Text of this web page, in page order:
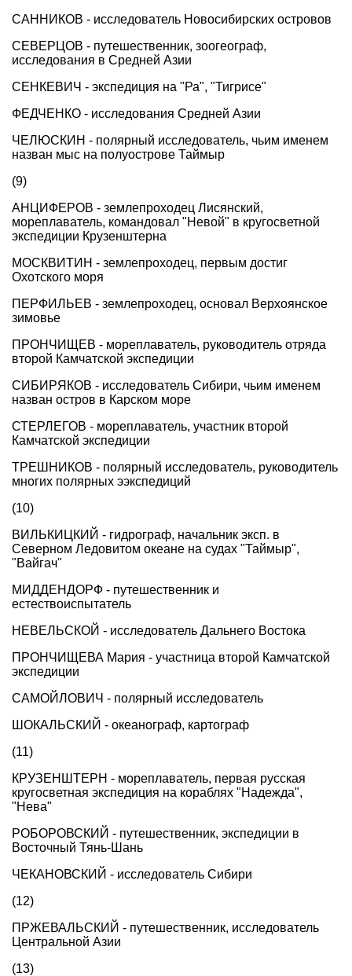
САННИКОВ - исследователь Новосибирских островов
СЕВЕРЦОВ - путешественник, зоогеограф,
исследования в Средней Азии
СЕНКЕВИЧ - экспедиция на "Ра", "Тигрисе"
ФЕДЧЕНКО - исследования Средней Азии
ЧЕЛЮСКИН - полярный исследователь, чьим именем
назван мыс на полуострове Таймыр
(9)
АНЦИФЕРОВ - землепроходец Лисянский,
мореплаватель, командовал "Невой" в кругосветной
экспедиции Крузенштерна
МОСКВИТИН - землепроходец, первым достиг
Охотского моря
ПЕРФИЛЬЕВ - землепроходец, основал Верхоянское
зимовье
ПРОНЧИЩЕВ - мореплаватель, руководитель отряда
второй Камчатской экспедиции
СИБИРЯКОВ - исследователь Сибири, чьим именем
назван остров в Карском море
СТЕРЛЕГОВ - мореплаватель, участник второй
Камчатской экспедиции
ТРЕШНИКОВ - полярный исследователь, руководитель
многих полярных ээкспедиций
(10)
ВИЛЬКИЦКИЙ - гидрограф, начальник эксп. в
Северном Ледовитом океане на судах "Таймыр",
"Вайгач"
МИДДЕНДОРФ - путешественник и
естествоиспытатель
НЕВЕЛЬСКОЙ - исследователь Дальнего Востока
ПРОНЧИЩЕВА Мария - участница второй Камчатской
экспедиции
САМОЙЛОВИЧ - полярный исследователь
ШОКАЛЬСКИЙ - океанограф, картограф
(11)
КРУЗЕНШТЕРН - мореплаватель, первая русская
кругосветная экспедиция на кораблях "Надежда",
"Нева"
РОБОРОВСКИЙ - путешественник, экспедиции в
Восточный Тянь-Шань
ЧЕКАНОВСКИЙ - исследователь Сибири
(12)
ПРЖЕВАЛЬСКИЙ - путешественник, исследователь
Центральной Азии
(13)